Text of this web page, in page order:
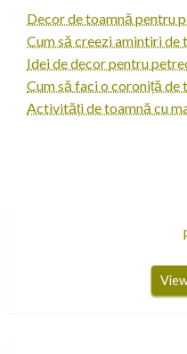
Decor de toamnă pentru
Cum să creezi amintiri
Idei de decor pentru
Cum să faci o coroniță de
Activități de toamnă cu